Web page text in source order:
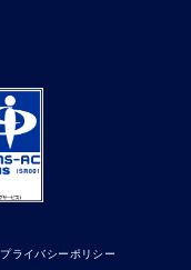
プライバシーポリシー